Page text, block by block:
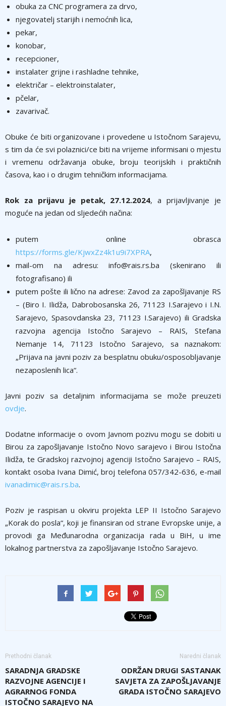
obuka za CNC programera za drvo,
njegovatelj starijih i nemoćnih lica,
pekar,
konobar,
recepcioner,
instalater grijne i rashladne tehnike,
električar – elektroinstalater,
pčelar,
zavarivač.
Obuke će biti organizovane i provedene u Istočnom Sarajevu,
s tim da će svi polaznici/ce biti na vrijeme informisani o mjestu
i vremenu održavanja obuke, broju teorijskih i praktičnih
časova, kao i o drugim tehničkim informacijama.
Rok za prijavu je petak, 27.12.2024, a prijavljivanje je
moguće na jedan od sljedećih načina:
putem online obrasca
https://forms.gle/KjwxZz4k1u9i7XPRA,
mail-om na adresu: info@rais.rs.ba (skenirano ili
fotografisano) ili
putem pošte ili lično na adrese: Zavod za zapošljavanje RS
– (Biro I. Ilidža, Dabrobosanska 26, 71123 I.Sarajevo i I.N.
Sarajevo, Spasovdanska 23, 71123 I.Sarajevo) ili Gradska
razvojna agencija Istočno Sarajevo – RAIS, Stefana
Nemanje 14, 71123 Istočno Sarajevo, sa naznakom:
„Prijava na javni poziv za besplatnu obuku/osposobljavanje
nezaposlenih lica“.
Javni poziv sa detaljnim informacijama se može preuzeti
ovdje.
Dodatne informacije o ovom Javnom pozivu mogu se dobiti u
Birou za zapošljavanje Istočno Novo sarajevo i Birou Istočna
Ilidža, te Gradskoj razvojnoj agenciji Istočno Sarajevo – RAIS,
kontakt osoba Ivana Dimić, broj telefona 057/342-636, e-mail
ivanadimic@rais.rs.ba.
Poziv je raspisan u okviru projekta LEP II Istočno Sarajevo
„Korak do posla“, koji je finansiran od strane Evropske unije, a
provodi ga Međunarodna organizacija rada u BiH, u ime
lokalnog partnerstva za zapošljavanje Istočno Sarajevo.
Prethodni članak
SARADNJA GRADSKE
RAZVOJNE AGENCIJE I
AGRARNOG FONDA
ISTOČNO SARAJEVO NA
Naredni članak
ODRŽAN DRUGI SASTANAK
SAVJETA ZA ZAPOŠLJAVANJE
GRADA ISTOČNO SARAJEVO